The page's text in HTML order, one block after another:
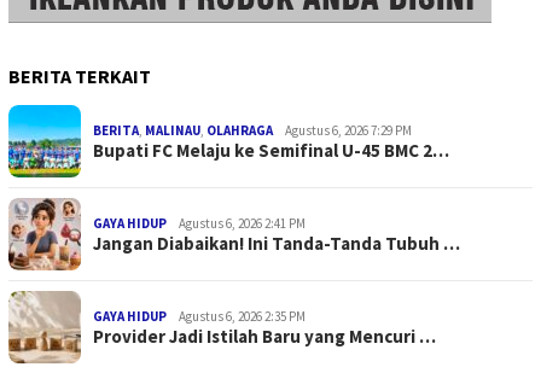
BERITA TERKAIT
BERITA MALINAU OLAHRAGA Agustus 6, 2026 7:29 PM
Bupati FC Melaju ke Semifinal U-45 BMC 2…
GAYA HIDUP Agustus 6, 2026 2:41 PM
Jangan Diabaikan! Ini Tanda-Tanda Tubuh …
GAYA HIDUP Agustus 6, 2026 2:35 PM
Provider Jadi Istilah Baru yang Mencuri …